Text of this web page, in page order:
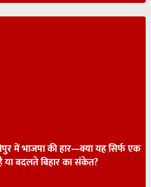
में भाजपा की हार—क्या यह सिर्फ एक
या बदलते बिहार का संकेत?